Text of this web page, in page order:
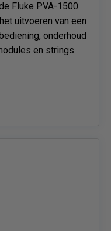
Fluke PVA-1500
uitvoeren van een
onderhoud
en strings